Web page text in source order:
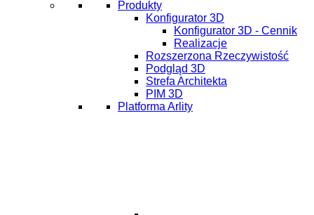
Produkty
Konfigurator 3D
Konfigurator 3D - Cennik
Realizacje
Rozszerzona Rzeczywistość
Podgląd 3D
Strefa Architekta
PIM 3D
Platforma Arlity